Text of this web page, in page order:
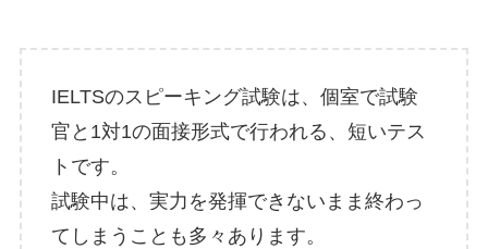
IELTSのスピーキング試験は、個室で試験
官と1対1の面接形式で行われる、短いテス
トです。
試験中は、実力を発揮できないまま終わっ
てしまうことも多々あります。